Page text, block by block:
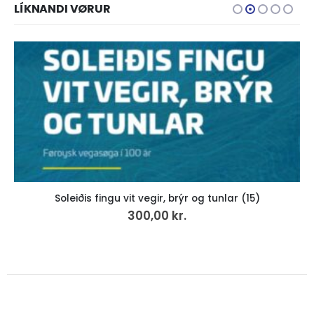
LÍKNANDI VØRUR
Soleiðis fingu vit vegir, brýr og tunlar (15)
300,00 kr.